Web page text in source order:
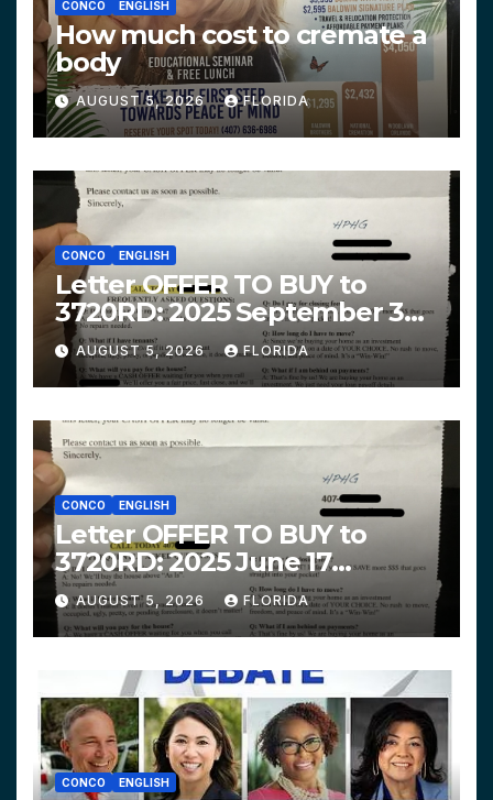
CONCO ENGLISH
How much cost to cremate a
body
AUGUST 5, 2026 FLORIDA
CONCO ENGLISH
Letter OFFER TO BUY to
3720RD: 2025 September 3
$319,900 HPHG
AUGUST 5, 2026 FLORIDA
CONCO ENGLISH
Letter OFFER TO BUY to
3720RD: 2025 June 17
$312,200 HPHG
AUGUST 5, 2026 FLORIDA
CONCO ENGLISH